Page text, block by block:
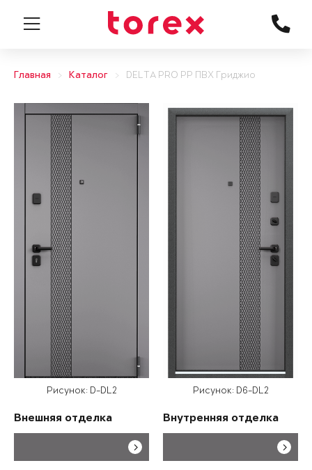
Главная Каталог DELTA PRO PP ПВХ Гриджио
Рисунок: D-DL2
Внешняя отделка
Рисунок: D6-DL2
Внутренняя отделка